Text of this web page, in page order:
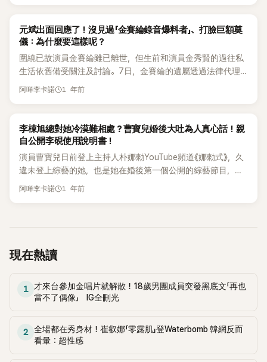
物。 接著三人一起在庭院裡整理菜園，由於安宰賢不太會使用
鐵鍬，加上體力稍弱，讓人替他捏把冷汗，但幸好在朋友們的
去因為不接受學姐們的告白，被叫到一旁「包圍式對峙」。安宰
賢在棚內回憶道：「那時候午休時她們叫我過去，也不說話只是
圍著我看。我現在可以笑著說，但當時真的很可怕。」 三人邊吃
飯邊聊天，朋友們說：「在宰賢面前不能說自己辛苦，因為他才
他完全不聯絡我們，也不接電話，說什麼不想看到別人過得幸
福的樣子。」引發一陣笑聲。 然而談起婚姻話題，其中一位朋友
開玩笑問他：「你如果再活一次還會結婚嗎？」安宰賢答：「有對
象的時候再問吧」，巧妙地避開正面回答。 在訪談中，安宰賢表
好好生活下去。」他也感性提到過去無名時期的回憶：「我還記
K-POP
元斌出面回應了！沒見過「金賽綸錄音爆料者」、打臉巨額奠
儀：為什麼要這樣呢？
圍繞已故演員金賽綸雖已離世，但生前和演員金秀賢的過往私
生活依舊備受關注及討論。7日，金賽綸的遺屬透過法律代理
人富裕法律事務所的律師富志錫及YouTube頻道「橫豎研究所」
給「縱橫研究所」，據稱是由A氏的妻子提供，並向演員元斌表達
了特別的感謝。對此，元斌方面表示自己被提及本身就感到「荒
SpaceShare三成站中心舉行記者會，表示「爆料者的妻子對這
次事件給予多方面幫助並支持的元斌表示了感謝」，並公開了來
自爆料者妻子的語音信息。 在信息中，妻子說「一開始我不知
道元斌是誰，不知道他在韓國很有名，但看到他所做的事情後
did. You came quietly, You offered your respect. That quiet
sincerely)」。 金世義代表在同一天的直播中也提到「爆料者的妻
子拜託一定要向元斌傳達感謝」，再次提及元斌。然而，並未具
元斌和爆料者夫婦並無任何交情，經確認元斌也未曾造訪爆料
者夫婦居住的美國新澤西州。 元斌方面的相關人士表示「不知
阿咩李卡諾 1 年前
K-POP
李棟旭總對她冷漠難相處？曹寶兒婚後大吐為人真心話！親
自公開李硯使用說明書！
演員曹寶兒日前登上主持人朴娜勑YouTube頻道《娜勑式》，久
違未登上綜藝的她，也是她在婚後第一個公開的綜藝節目，引
起不少的關注。 節目中，曹寶兒談及與演員李棟旭、金汎的私
旭歐巴是那種外冷內熱型的，金汎歐巴則非常溫柔又體貼。」
對此，主持人朴娜勑也提及三位演員經常互送咖啡車的趣事。
透露自己藉由咖啡車傳達支持與心意。 當朴娜萊讀出曹寶兒送
給李棟旭咖啡車上寫的應援文字打趣說「這根本就是使用說明書
會想說『他幹嘛這麼冷淡？是在對我生氣嗎？』但其實那是歐巴
表達關心的方式，得相處個一年才會懂。」 事實上，曹寶兒在去
阿咩李卡諾 1 年前
現在熱讀
1
才來台參加金唱片就解散！18歲男團成員突發黑底文「再也
當不了偶像」 IG全刪光
2
全場都在秀身材！崔叡娜「零露肌」登Waterbomb 韓網反而
看暈：超性感